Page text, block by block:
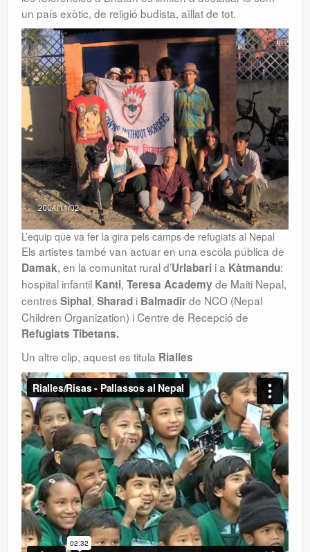
un país exòtic, de religió budista, aïllat de tot.
L’equip que va fer la gira pels camps de refugiats al Nepal
Els artistes també van actuar en una escola pública de
Damak, en la comunitat rural d’Urlabari i a Kàtmandu:
hospital infantil Kanti, Teresa Academy de Maiti Nepal,
centres Siphal, Sharad i Balmadirde NCO (Nepal
Children Organization) i Centre de Recepció de
Refugiats Tibetans.
Un altre clip, aquest es titula Rialles